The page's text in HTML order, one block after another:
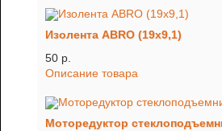
Изолента ABRO (19х9,1)
50 p.
Описание товара
Моторедуктор